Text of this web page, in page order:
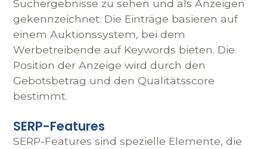
Suchergebnisse zu sehen und als Anzeigen
gekennzeichnet. Die Einträge basieren auf
einem Auktionssystem, bei dem
Werbetreibende auf Keywords bieten. Die
Position der Anzeige wird durch den
Gebotsbetrag und den Qualitätsscore
bestimmt.
SERP-Features
SERP-Features sind spezielle Elemente, die